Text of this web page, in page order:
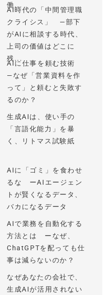
働...
AI時代の「中間管理職
クライシス」 —部下
がAIに相談する時代、
上司の価値はどこに
残...
AIに仕事を頼む技術
—なぜ「営業資料を作
って」と頼むと失敗す
るのか？
生成AIは、使い手の
「言語化能力」を暴
く、リトマス試験紙
AIに「ゴミ」を食わせ
るな ーAIエージェン
トが賢くなるデータ、
バカになるデータ
AIで業務を自動化する
方法とは ーなぜ、
ChatGPTを配っても仕
事は減らないのか？
なぜあなたの会社で、
生成AIが活用されない